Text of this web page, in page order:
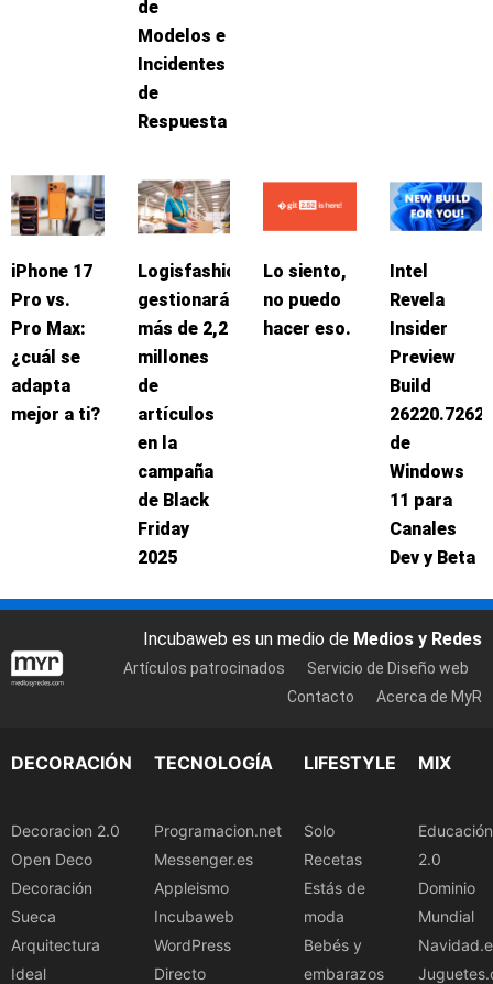
de
Modelos e
Incidentes
de
Respuesta
iPhone 17
Pro vs.
Pro Max:
¿cuál se
adapta
mejor a ti?
Logisfashion
gestionará
más de 2,2
millones
de
artículos
en la
campaña
de Black
Friday
2025
Lo siento,
no puedo
hacer eso.
Intel
Revela
Insider
Preview
Build
26220.7262
de
Windows
11 para
Canales
Dev y Beta
Incubaweb es un medio de Medios y Redes
Artículos patrocinados
Servicio de Diseño web
Contacto
Acerca de MyR
DECORACIÓN
Decoracion 2.0
Open Deco
Decoración
Sueca
Arquitectura
Ideal
TECNOLOGÍA
Programacion.net
Messenger.es
Appleismo
Incubaweb
WordPress
Directo
LIFESTYLE
Solo
Recetas
Estás de
moda
Bebés y
embarazos
MIX
Educación
2.0
Dominio
Mundial